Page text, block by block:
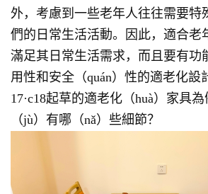
外，考慮到一些老年人往往需要特
們的日常生活活動。因此，適合老
滿足其日常生活需求，而且要有功
用性和安全（quán）性的適老化設
17·c18起草的適老化（huà）家具
（jù）有哪（nǎ）些細節？